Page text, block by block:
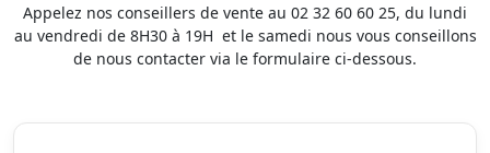
Appelez nos conseillers de vente au 02 32 60 60 25, du lundi
au vendredi de 8H30 à 19H et le samedi nous vous conseillons
de nous contacter via le formulaire ci-dessous.